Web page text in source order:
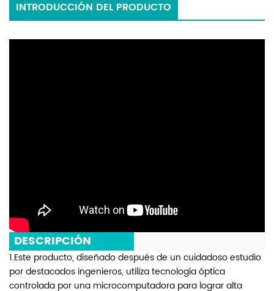
INTRODUCCIÓN DEL PRODUCTO
DESCRIPCIÓN
1.Este producto, diseñado después de un cuidadoso estudio
por destacados ingenieros, utiliza tecnología óptica
controlada por una microcomputadora para lograr alta